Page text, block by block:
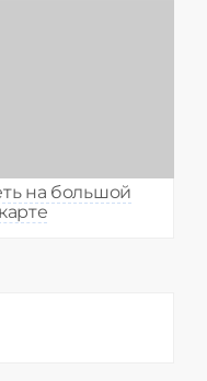
на большой
карте